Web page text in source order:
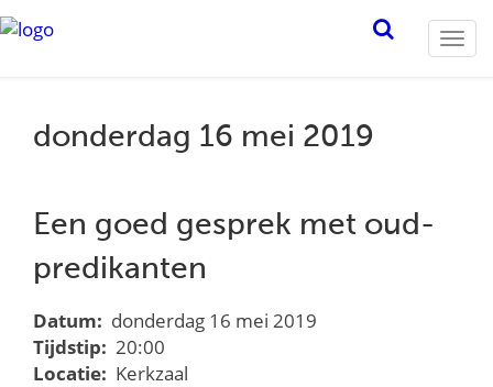
donderdag 16 mei 2019
Een goed gesprek met oud-
predikanten
Datum: donderdag 16 mei 2019
Tijdstip: 20:00
Locatie: Kerkzaal